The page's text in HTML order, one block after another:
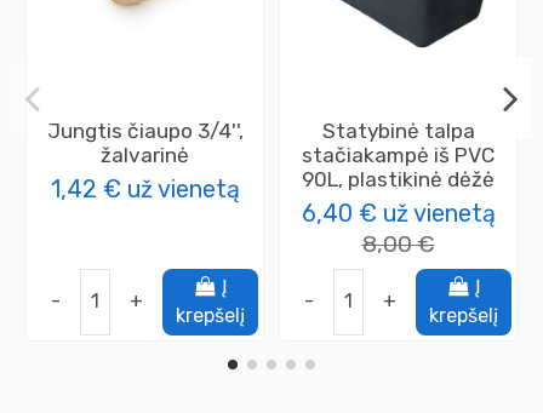
Jungtis čiaupo 3/4'',
žalvarinė
1,42 € už vienetą
- +
Į
krepšelį
Statybinė talpa
stačiakampė iš PVC
90L, plastikinė dėžė
6,40 € už vienetą
8,00 €
- +
Į
krepšelį